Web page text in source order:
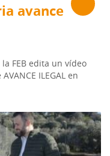
avance
FEB edita un vídeo
ILEGAL en